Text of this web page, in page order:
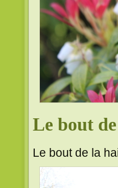
Le bout
Le bout de la